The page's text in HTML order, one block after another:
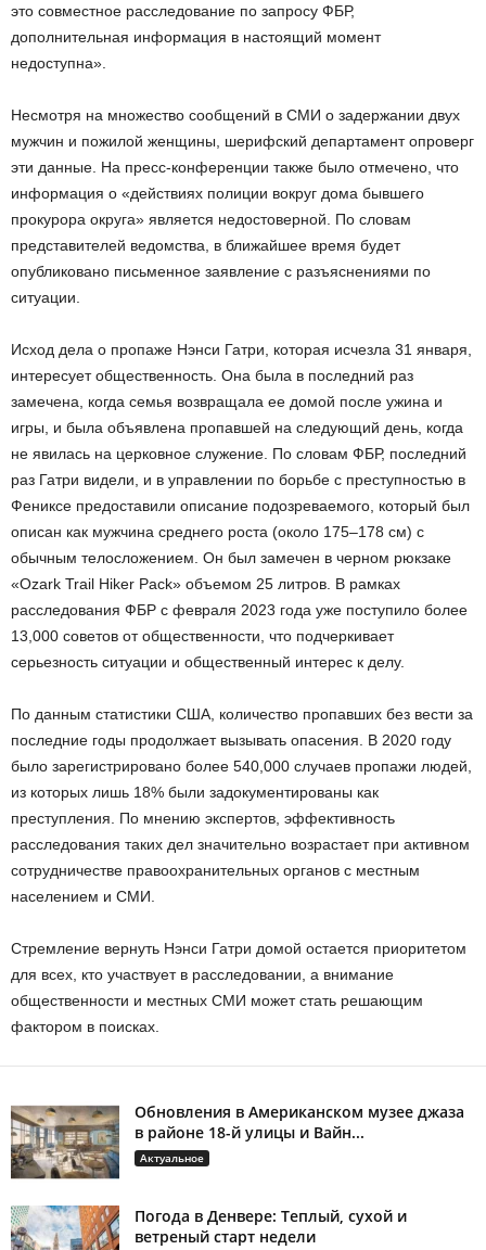
это совместное расследование по запросу ФБР,
дополнительная информация в настоящий момент
недоступна».
Несмотря на множество сообщений в СМИ о задержании двух
мужчин и пожилой женщины, шерифский департамент опроверг
эти данные. На пресс-конференции также было отмечено, что
информация о «действиях полиции вокруг дома бывшего
прокурора округа» является недостоверной. По словам
представителей ведомства, в ближайшее время будет
опубликовано письменное заявление с разъяснениями по
ситуации.
Исход дела о пропаже Нэнси Гатри, которая исчезла 31 января,
интересует общественность. Она была в последний раз
замечена, когда семья возвращала ее домой после ужина и
игры, и была объявлена пропавшей на следующий день, когда
не явилась на церковное служение. По словам ФБР, последний
раз Гатри видели, и в управлении по борьбе с преступностью в
Фениксе предоставили описание подозреваемого, который был
описан как мужчина среднего роста (около 175–178 см) с
обычным телосложением. Он был замечен в черном рюкзаке
«Ozark Trail Hiker Pack» объемом 25 литров. В рамках
расследования ФБР с февраля 2023 года уже поступило более
13,000 советов от общественности, что подчеркивает
серьезность ситуации и общественный интерес к делу.
По данным статистики США, количество пропавших без вести за
последние годы продолжает вызывать опасения. В 2020 году
было зарегистрировано более 540,000 случаев пропажи людей,
из которых лишь 18% были задокументированы как
преступления. По мнению экспертов, эффективность
расследования таких дел значительно возрастает при активном
сотрудничестве правоохранительных органов с местным
населением и СМИ.
Стремление вернуть Нэнси Гатри домой остается приоритетом
для всех, кто участвует в расследовании, а внимание
общественности и местных СМИ может стать решающим
фактором в поисках.
Обновления в Американском музее джаза
в районе 18-й улицы и Вайн...
Актуальное
Погода в Денвере: Теплый, сухой и
ветреный старт недели